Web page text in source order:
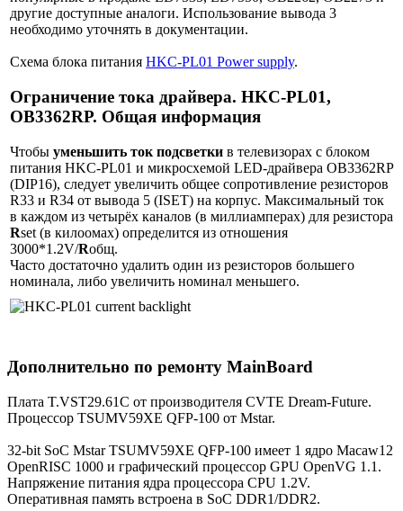
другие доступные аналоги. Использование вывода 3
необходимо уточнять в документации.
Схема блока питания HKC-PL01 Power supply.
Ограничение тока драйвера. HKC-PL01,
OB3362RP. Общая информация
Чтобы уменьшить ток подсветки в телевизорах с блоком
питания HKC-PL01 и микросхемой LED-драйвера OB3362RP
(DIP16), следует увеличить общее сопротивление резисторов
R33 и R34 от вывода 5 (ISET) на корпус. Максимальный ток
в каждом из четырёх каналов (в миллиамперах) для резистора
Rset (в килоомах) определится из отношения
3000*1.2V/Rобщ.
Часто достаточно удалить один из резисторов большего
номинала, либо увеличить номинал меньшего.
Дополнительно по ремонту MainBoard
Плата T.VST29.61C от производителя CVTE Dream-Future.
Процессор TSUMV59XE QFP-100 от Mstar.
32-bit SoC Mstar TSUMV59XE QFP-100 имеет 1 ядро Macaw12
OpenRISC 1000 и графический процессор GPU OpenVG 1.1.
Напряжение питания ядра процессора CPU 1.2V.
Оперативная память встроена в SoC DDR1/DDR2.